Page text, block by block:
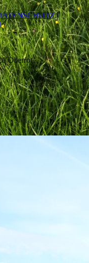
|
Oberrot